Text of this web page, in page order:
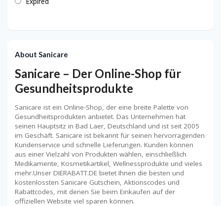
About Sanicare
Sanicare – Der Online-Shop für
Gesundheitsprodukte
Sanicare ist ein Online-Shop, der eine breite Palette von
Gesundheitsprodukten anbietet. Das Unternehmen hat
seinen Hauptsitz in Bad Laer, Deutschland und ist seit 2005
im Geschäft. Sanicare ist bekannt für seinen hervorragenden
Kundenservice und schnelle Lieferungen. Kunden können
aus einer Vielzahl von Produkten wählen, einschließlich
Medikamente, Kosmetikartikel, Wellnessprodukte und vieles
mehr.Unser DIERABATT.DE bietet Ihnen die besten und
kostenlossten Sanicare Gutschein, Aktionscodes und
Rabattcodes, mit denen Sie beim Einkaufen auf der
offiziellen Website viel sparen können.